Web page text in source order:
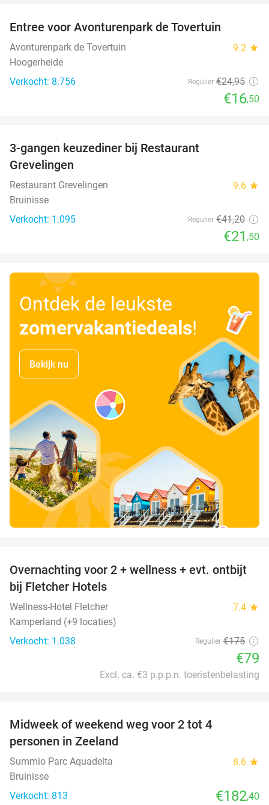
Entree voor Avonturenpark de Tovertuin
Avonturenpark de Tovertuin 9.2 star
Hoogerheide
Verkocht: 8.756
Regulier €24,95
€16,50
3-gangen keuzediner bij Restaurant
Grevelingen
Restaurant Grevelingen 9.6 star
Bruinisse
Verkocht: 1.095
Regulier €41,20
€21 ,50
Ontdek de leukste
zomervakantiedeals!
Bekijk nu
55%
Overnachting voor 2 + wellness + evt. ontbijt
bij Fletcher Hotels
Wellness-Hotel Fletcher 7.4 star
Kamperland (+9 locaties)
Verkocht: 1.038
Regulier €175
€79
Excl. ca. €3 p.p.p.n. toeristenbelasting
Midweek of weekend weg voor 2 tot 4
personen in Zeeland
Summio Parc Aquadelta 8.6 star
Bruinisse
Verkocht: 813
€182,40